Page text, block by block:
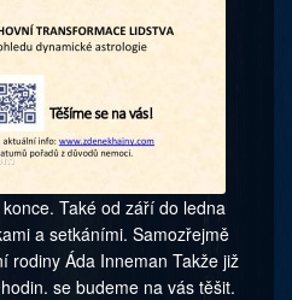
Také od září do ledna
a setkáními. Samozřejmě
rodiny Áda Inneman Takže již
se budeme na vás těšit.